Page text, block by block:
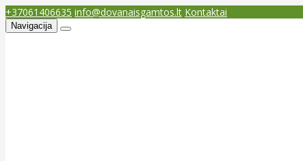
+37061406635 info@dovanaisgamtos.lt Kontaktai
Navigacija